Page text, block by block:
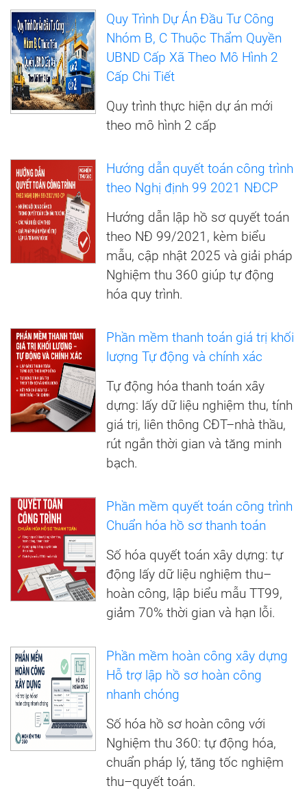
Quy Trình Dự Án Đầu Tư Công
Nhóm B, C Thuộc Thẩm Quyền
UBND Cấp Xã Theo Mô Hình 2
Cấp Chi Tiết
Quy trình thực hiện dự án mới
theo mô hình 2 cấp
Hướng dẫn quyết toán công trình
theo Nghị định 99 2021 NĐCP
Hướng dẫn lập hồ sơ quyết toán
theo NĐ 99/2021, kèm biểu
mẫu, cập nhật 2025 và giải pháp
Nghiệm thu 360 giúp tự động
hóa quy trình.
Phần mềm thanh toán giá trị khối
lượng Tự động và chính xác
Tự động hóa thanh toán xây
dựng: lấy dữ liệu nghiệm thu, tính
giá trị, liên thông CĐT–nhà thầu,
rút ngắn thời gian và tăng minh
bạch.
Phần mềm quyết toán công trình
Chuẩn hóa hồ sơ thanh toán
Số hóa quyết toán xây dựng: tự
động lấy dữ liệu nghiệm thu–
hoàn công, lập biểu mẫu TT99,
giảm 70% thời gian và hạn lỗi.
Phần mềm hoàn công xây dựng
Hỗ trợ lập hồ sơ hoàn công
nhanh chóng
Số hóa hồ sơ hoàn công với
Nghiệm thu 360: tự động hóa,
chuẩn pháp lý, tăng tốc nghiệm
thu–quyết toán.